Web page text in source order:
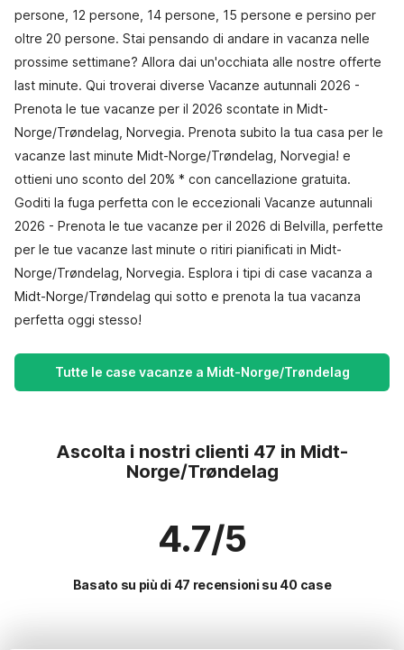
persone, 12 persone, 14 persone, 15 persone e persino per
oltre 20 persone. Stai pensando di andare in vacanza nelle
prossime settimane? Allora dai un'occhiata alle nostre offerte
last minute. Qui troverai diverse Vacanze autunnali 2026 -
Prenota le tue vacanze per il 2026 scontate in Midt-
Norge/Trøndelag, Norvegia. Prenota subito la tua casa per le
vacanze last minute Midt-Norge/Trøndelag, Norvegia! e
ottieni uno sconto del 20% * con cancellazione gratuita.
Goditi la fuga perfetta con le eccezionali Vacanze autunnali
2026 - Prenota le tue vacanze per il 2026 di Belvilla, perfette
per le tue vacanze last minute o ritiri pianificati in Midt-
Norge/Trøndelag, Norvegia. Esplora i tipi di case vacanza a
Midt-Norge/Trøndelag qui sotto e prenota la tua vacanza
perfetta oggi stesso!
Tutte le case vacanze a Midt-Norge/Trøndelag
Ascolta i nostri clienti 47 in Midt-
Norge/Trøndelag
4.7/5
Basato su più di 47 recensioni su 40 case